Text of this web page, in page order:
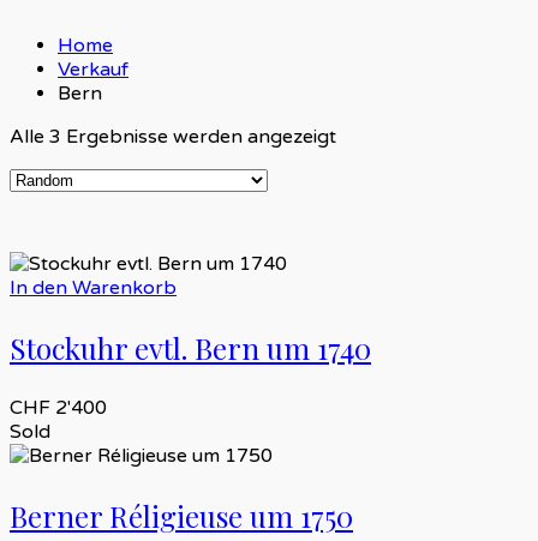
Home
Verkauf
Bern
Alle 3 Ergebnisse werden angezeigt
In den Warenkorb
Stockuhr evtl. Bern um 1740
CHF 2'400
Sold
Berner Réligieuse um 1750